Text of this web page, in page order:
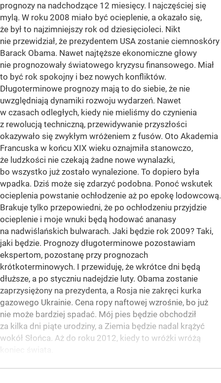
prognozy na nadchodzące 12 miesięcy. I najczęściej się
mylą. W roku 2008 miało być ocieplenie, a okazało się,
że był to najzimniejszy rok od dziesięcioleci. Nikt
nie przewidział, że prezydentem USA zostanie ciemnoskóry
Barack Obama. Nawet najtęższe ekonomiczne głowy
nie prognozowały światowego kryzysu finansowego. Miał
to być rok spokojny i bez nowych konfliktów.
Długoterminowe prognozy mają to do siebie, że nie
uwzględniają dynamiki rozwoju wydarzeń. Nawet
w czasach odległych, kiedy nie mieliśmy do czynienia
z rewolucją techniczną, przewidywanie przyszłości
okazywało się zwykłym wróżeniem z fusów. Oto Akademia
Francuska w końcu XIX wieku oznajmiła stanowczo,
że ludzkości nie czekają żadne nowe wynalazki,
bo wszystko już zostało wynalezione. To dopiero była
wpadka. Dziś może się zdarzyć podobna. Ponoć wskutek
ocieplenia powstanie ochłodzenie aż po epokę lodowcową.
Brakuje tylko przepowiedni, że po ochłodzeniu przyjdzie
ocieplenie i moje wnuki będą hodować ananasy
na nadwiślańskich bulwarach. Jaki będzie rok 2009? Taki,
jaki będzie. Prognozy długoterminowe pozostawiam
ekspertom, pozostanę przy prognozach
krótkoterminowych. I przewiduję, że wkrótce dni będą
dłuższe, a po styczniu nadejdzie luty. Obama zostanie
zaprzysiężony na prezydenta, a Rosja nie zakręci kurka
gazowego Ukrainie. Cena ropy naftowej wzrośnie, bo już
nie może bardziej spadać. Mój pies będzie obchodził
za kilka dni piąte urodziny, a Ziemia będzie nadal krążyć
wokół Słońca. Aż do roku 2012, kiedy to wróżki wróżą
koniec świata.